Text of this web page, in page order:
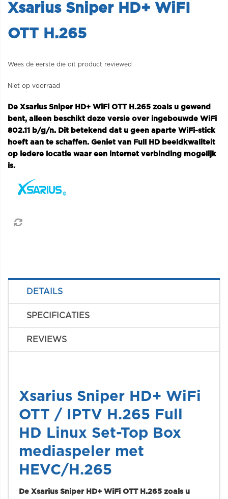
Xsarius Sniper HD+ WiFI
OTT H.265
Wees de eerste die dit product reviewed
Niet op voorraad
De Xsarius Sniper HD+ WiFi OTT H.265 zoals u gewend
bent, alleen beschikt deze versie over ingebouwde WiFi
802.11 b/g/n. Dit betekend dat u geen aparte WiFi-stick
hoeft aan te schaffen. Geniet van Full HD beeldkwaliteit
op iedere locatie waar een internet verbinding mogelijk
is.
DETAILS
SPECIFICATIES
REVIEWS
Xsarius Sniper HD+ WiFi
OTT / IPTV H.265 Full
HD Linux Set-Top Box
mediaspeler met
HEVC/H.265
De Xsarius Sniper HD+ WiFi OTT H.265 zoals u